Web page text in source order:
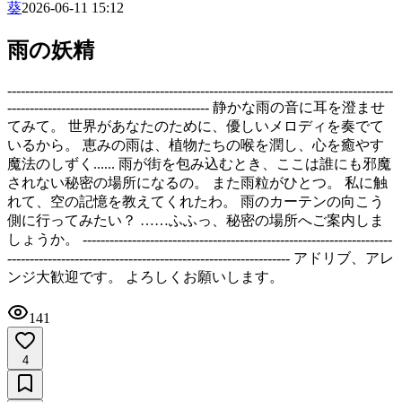
葵2026-06-11 15:12
雨の妖精
--------------------------------------------------------------------------------------
--------------------------------------------- 静かな雨の音に耳を澄ませ
てみて。 世界があなたのために、優しいメロディを奏でて
いるから。 恵みの雨は、植物たちの喉を潤し、心を癒やす
魔法のしずく...... 雨が街を包み込むとき、ここは誰にも邪魔
されない秘密の場所になるの。 また雨粒がひとつ。 私に触
れて、空の記憶を教えてくれたわ。 雨のカーテンの向こう
側に行ってみたい？ ……ふふっ、秘密の場所へご案内しま
しょうか。 ---------------------------------------------------------------------
--------------------------------------------------------------- アドリブ、アレ
ンジ大歓迎です。 よろしくお願いします。
141
4